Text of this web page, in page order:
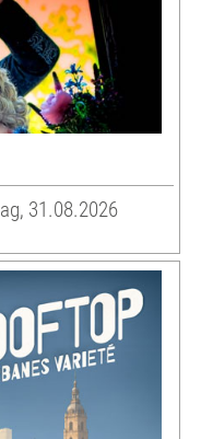
31.08.2026